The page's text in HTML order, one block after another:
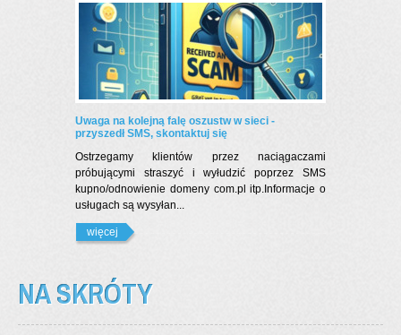
Uwaga na kolejną falę oszustw w sieci -
przyszedł SMS, skontaktuj się
Ostrzegamy klientów przez naciągaczami
próbującymi straszyć i wyłudzić poprzez SMS
kupno/odnowienie domeny com.pl itp.Informacje o
usługach są wysyłan...
więcej
NA SKRÓTY